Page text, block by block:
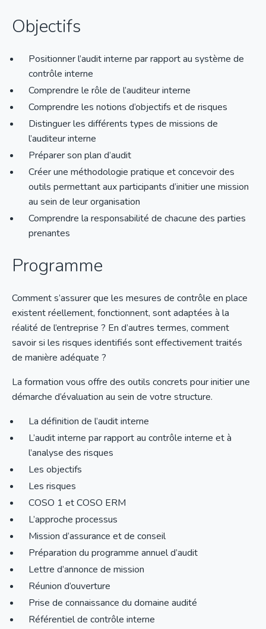
Objectifs
Positionner l’audit interne par rapport au système de
contrôle interne
Comprendre le rôle de l’auditeur interne
Comprendre les notions d’objectifs et de risques
Distinguer les différents types de missions de
l’auditeur interne
Préparer son plan d’audit
Créer une méthodologie pratique et concevoir des
outils permettant aux participants d’initier une mission
au sein de leur organisation
Comprendre la responsabilité de chacune des parties
prenantes
Programme
Comment s’assurer que les mesures de contrôle en place
existent réellement, fonctionnent, sont adaptées à la
réalité de l’entreprise ? En d’autres termes, comment
savoir si les risques identifiés sont effectivement traités
de manière adéquate ?
La formation vous offre des outils concrets pour initier une
démarche d’évaluation au sein de votre structure.
La définition de l’audit interne
L’audit interne par rapport au contrôle interne et à
l’analyse des risques
Les objectifs
Les risques
COSO 1 et COSO ERM
L’approche processus
Mission d’assurance et de conseil
Préparation du programme annuel d’audit
Lettre d’annonce de mission
Réunion d’ouverture
Prise de connaissance du domaine audité
Référentiel de contrôle interne